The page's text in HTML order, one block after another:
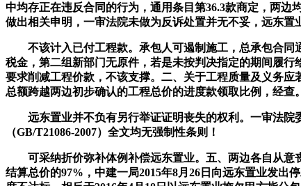
中均存正在违反合同的行为，通用条目第36.3款商定，两边
做出相关申明，一审法院未做为反诉处置并无不妥，远东
不该计入已付工程款。承包人可遏制施工，总承包合同
税金，第二组新部门无原件，若是未按判决指定的期间履
要求削减工程价款，不该支撑。二、关于工程质量及义务
总额跨越两边初步确认的工程总价的进度款领取比例，经查。
远东置业并不负有另行举证证明丧失的权利。一审法院
（GB/T21086-2007）全文均无强制性条则！
可采纳折价弥补体例补偿远东置业。五、两边各自从意
结算总价的97%，中建一局2015年8月26日向远东置业发出